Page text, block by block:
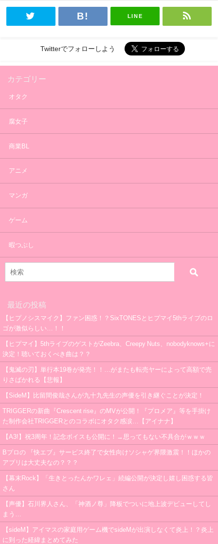
LINE
Twitterでフォローしよう
カテゴリー
オタク
腐女子
商業BL
アニメ
マンガ
ゲーム
暇つぶし
最近の投稿
【ヒプノシスマイク】ファン困惑！？SixTONESとヒプマイ5thライブのロ
ゴが激似らしい…！！
【ヒプマイ】5thライブのゲストがZeebra、Creepy Nuts、nobodyknows+に
決定！聴いておくべき曲は？？
【鬼滅の刃】単行本19巻が発売！！…がまたも転売ヤーによって高額で売
りさばかれる【悲報】
【SideM】比留間俊哉さんが九十九先生の声優を引き継ぐことが決定！
TRIGGERの新曲『Crescent rise』のMVが公開！『プロメア』等を手掛け
た制作会社TRIGGERとのコラボにオタク感涙…【アイナナ】
【A3!】祝3周年！記念ボイスも公開に！→思ってもない不具合がｗｗｗ
Bプロの 『快エブ』サービス終了で女性向けソシャゲ界隈激震！！ほかの
アプリは大丈夫なの？？？
【幕末Rock】「生きとったんかワレェ」続編公開が決定し嬉し困惑する皆
さん
【声優】石川界人さん、「神酒ノ尊」降板でついに地上波デビューしてし
まう…
【sideM】アイマスの家庭用ゲーム機でsideMが出演しなくて炎上！？炎上
に到った経緯まとめてみた